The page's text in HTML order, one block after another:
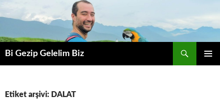
Bi Gezip Gelelim Biz
Etiket arşivi: DALAT